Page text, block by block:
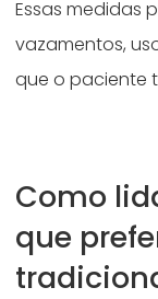
Essas medidas
vazamentos,
que o paciente
Como
que